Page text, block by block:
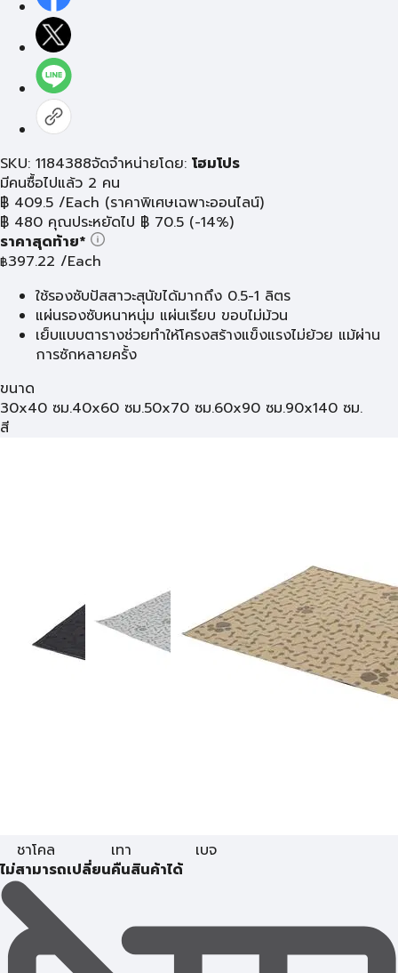
SKU: 1184388จัดจำหน่ายโดย: โฮมโปร
มีคนซื้อไปแล้ว 2 คน
฿ 409.5 /Each (ราคาพิเศษเฉพาะออนไลน์)
฿ 480 คุณประหยัดไป ฿ 70.5 (-14%)
ราคาสุดท้าย*
฿397.22 /Each
ใช้รองซับปัสสาวะสุนัขได้มากถึง 0.5-1 ลิตร
แผ่นรองซับหนาหนุ่ม แผ่นเรียบ ขอบไม่ม้วน
เย็บแบบตารางช่วยทำให้โครงสร้างแข็งแรงไม่ย้วย แม้ผ่าน
การซักหลายครั้ง
ขนาด
30x40 ซม.40x60 ซม.50x70 ซม.60x90 ซม.90x140 ซม.
สี
ชาโคล เทา
เบจ
ไม่สามารถเปลี่ยนคืนสินค้าได้